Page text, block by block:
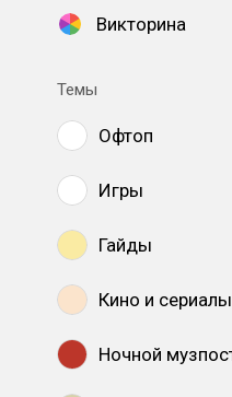
Викторина
Темы
Офтоп
Игры
Гайды
Кино и сериалы